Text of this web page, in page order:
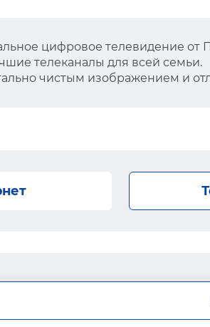
цифровое телевидение от
телеканалы для всей семьи.
чистым изображением и